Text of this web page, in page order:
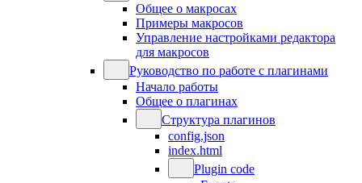
Общее о макросах
Примеры макросов
Управление настройками редактора
для макросов
Руководство по работе с плагинами
Начало работы
Общее о плагинах
Структура плагинов
config.json
index.html
Plugin code